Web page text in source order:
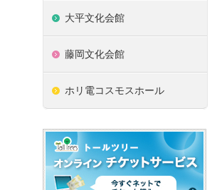
大平文化会館
藤岡文化会館
ホリ電コスモスホール